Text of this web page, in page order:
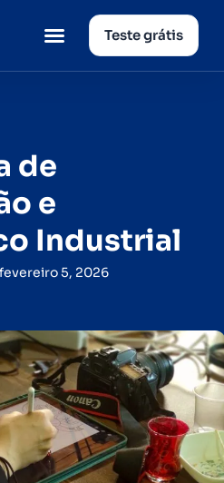
Teste grátis
de
e
Industrial
fevereiro 5, 2026